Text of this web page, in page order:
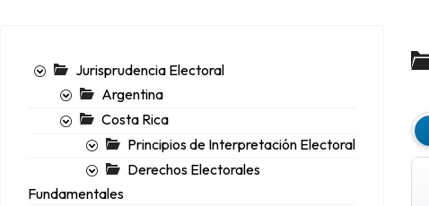
Jurisprudencia Electoral
Argentina
Costa Rica
Principios de Interpretación Electoral
Derechos Electorales
Fundamentales